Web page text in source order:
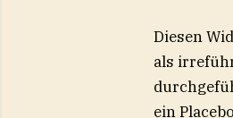
Diesen
als
ein